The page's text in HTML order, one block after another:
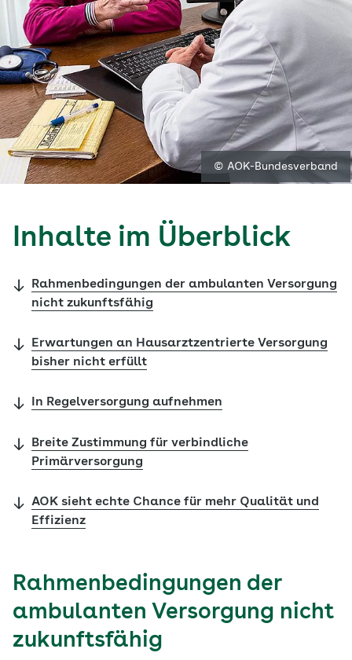
© AOK-Bundesverband
Inhalte im Überblick
Rahmenbedingungen der ambulanten Versorgung
nicht zukunftsfähig
Erwartungen an Hausarztzentrierte Versorgung
bisher nicht erfüllt
In Regelversorgung aufnehmen
Breite Zustimmung für verbindliche
Primärversorgung
AOK sieht echte Chance für mehr Qualität und
Effizienz
Rahmenbedingungen der
ambulanten Versorgung nicht
zukunftsfähig